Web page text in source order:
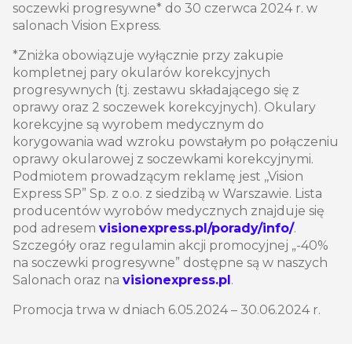
soczewki progresywne* do 30 czerwca 2024 r. w
salonach Vision Express.
*Zniżka obowiązuje wyłącznie przy zakupie
kompletnej pary okularów korekcyjnych
progresywnych (tj. zestawu składającego się z
oprawy oraz 2 soczewek korekcyjnych). Okulary
korekcyjne są wyrobem medycznym do
korygowania wad wzroku powstałym po połączeniu
oprawy okularowej z soczewkami korekcyjnymi.
Podmiotem prowadzącym reklamę jest ,,Vision
Express SP” Sp. z o.o. z siedzibą w Warszawie. Lista
producentów wyrobów medycznych znajduje się
pod adresem visionexpress.pl/porady/info/.
Szczegóły oraz regulamin akcji promocyjnej „-40%
na soczewki progresywne” dostępne są w naszych
Salonach oraz na visionexpress.pl .
Promocja trwa w dniach 6.05.2024 – 30.06.2024 r.